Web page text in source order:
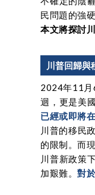
民問題的強
本文將探討
川普回歸與
2024年11月
迴，更是美
已經或即將
川普的移民
的限制。而
川普新政策
加艱難。對